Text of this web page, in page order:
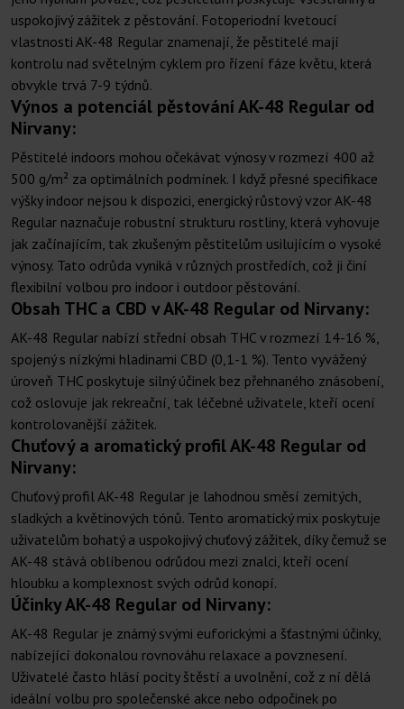
uspokojivý zážitek z pěstování. Fotoperiodní kvetoucí
vlastnosti AK-48 Regular znamenají, že pěstitelé mají
kontrolu nad světelným cyklem pro řízení fáze květu, která
obvykle trvá 7-9 týdnů.
Výnos a potenciál pěstování AK-48 Regular od
Nirvany:
Pěstitelé indoors mohou očekávat výnosy v rozmezí 400 až
500 g/m² za optimálních podmínek. I když přesné specifikace
výšky indoor nejsou k dispozici, energický růstový vzor AK-48
Regular naznačuje robustní strukturu rostliny, která vyhovuje
jak začínajícím, tak zkušeným pěstitelům usilujícím o vysoké
výnosy. Tato odrůda vyniká v různých prostředích, což ji činí
flexibilní volbou pro indoor i outdoor pěstování.
Obsah THC a CBD v AK-48 Regular od Nirvany:
AK-48 Regular nabízí střední obsah THC v rozmezí 14-16 %,
spojený s nízkými hladinami CBD (0,1-1 %). Tento vyvážený
úroveň THC poskytuje silný účinek bez přehnaného znásobení,
což oslovuje jak rekreační, tak léčebné uživatele, kteří ocení
kontrolovanější zážitek.
Chuťový a aromatický profil AK-48 Regular od
Nirvany:
Chuťový profil AK-48 Regular je lahodnou směsí zemitých,
sladkých a květinových tónů. Tento aromatický mix poskytuje
uživatelům bohatý a uspokojivý chuťový zážitek, díky čemuž se
AK-48 stává oblíbenou odrůdou mezi znalci, kteří ocení
hloubku a komplexnost svých odrůd konopí.
Účinky AK-48 Regular od Nirvany:
AK-48 Regular je známý svými euforickými a šťastnými účinky,
nabízející dokonalou rovnováhu relaxace a povznesení.
Uživatelé často hlásí pocity štěstí a uvolnění, což z ní dělá
ideální volbu pro společenské akce nebo odpočinek po